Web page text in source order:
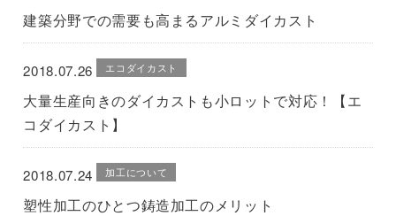
建築分野での需要も高まるアルミダイカスト
2018.07.26 エコダイカスト
大量生産向きのダイカストも小ロットで対応！【エ
コダイカスト】
2018.07.24 加工について
塑性加工のひとつ鋳造加工のメリット